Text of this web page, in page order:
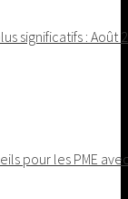
significatifs : Août
pour les PME